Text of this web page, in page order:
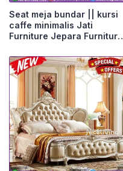
Seat meja bundar || kursi
caffe minimalis Jati
Furniture Jepara Furniture